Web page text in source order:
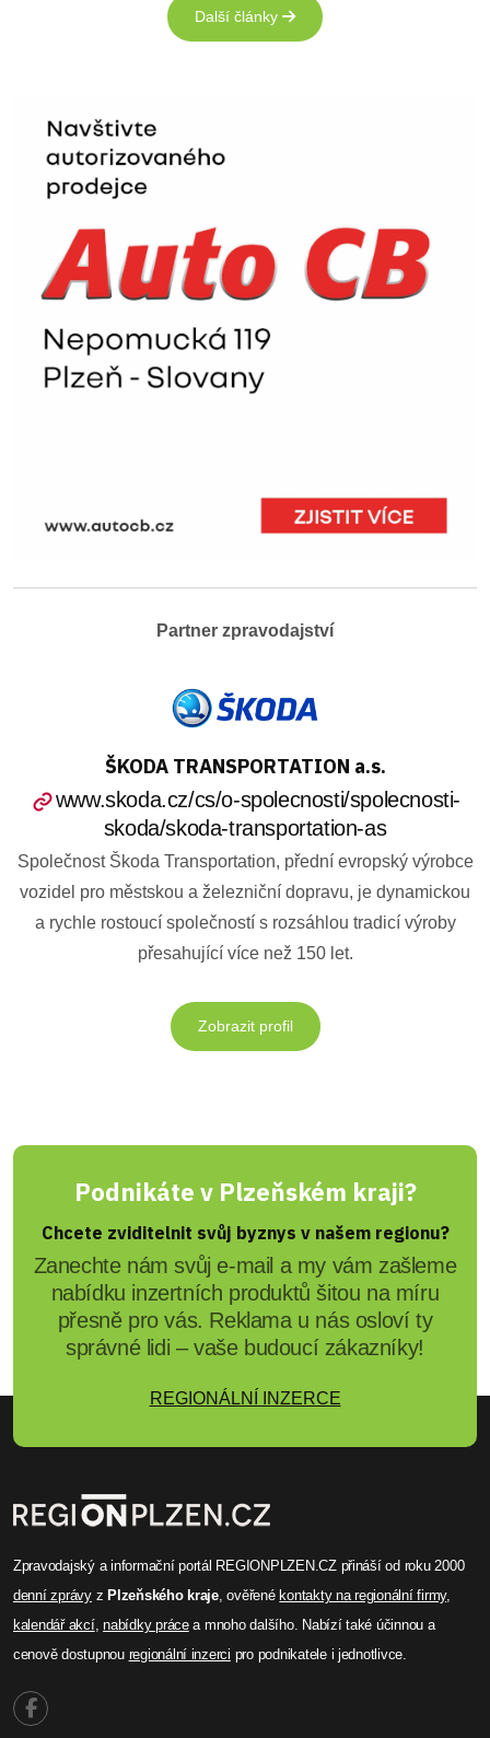
Další články
Partner zpravodajství
ŠKODA TRANSPORTATION a.s.
www.skoda.cz/cs/o-spolecnosti/spolecnosti-
skoda/skoda-transportation-as
Společnost Škoda Transportation, přední evropský výrobce
vozidel pro městskou a železniční dopravu, je dynamickou
a rychle rostoucí společností s rozsáhlou tradicí výroby
přesahující více než 150 let.
Zobrazit profil
Podnikáte v Plzeňském kraji?
Chcete zviditelnit svůj byznys v našem regionu?
Zanechte nám svůj e-mail a my vám zašleme
nabídku inzertních produktů šitou na míru
přesně pro vás. Reklama u nás osloví ty
správné lidi – vaše budoucí zákazníky!
REGIONÁLNÍ INZERCE
Zpravodajský a informační portál REGIONPLZEN.CZ přináší od roku 2000
denní zprávyz Plzeňského kraje, ověřené kontakty na regionální firmy,
kalendář akcí,nabídky prácea mnoho dalšího. Nabízí také účinnou a
cenově dostupnou regionální inzerci pro podnikatele i jednotlivce.